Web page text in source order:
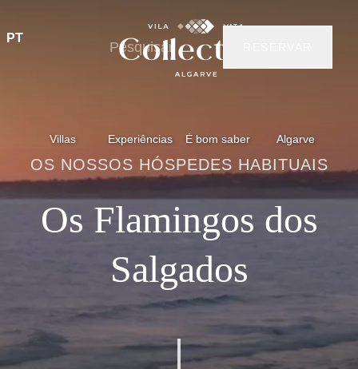
PT
Villas Experiências É bom saber Algarve
OS NOSSOS HÓSPEDES HABITUAIS
Os Flamingos dos
Salgados